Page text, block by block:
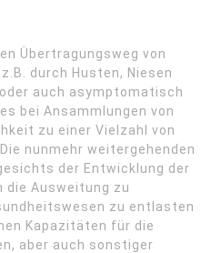
Übertragungsweg von
durch Husten, Niesen
auch asymptomatisch
bei Ansammlungen von
zu einer Vielzahl von
nunmehr weitergehenden
der Entwicklung der
die Ausweitung zu
zu entlasten
Kapazitäten für die
aber auch sonstiger